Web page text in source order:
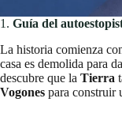
1. Guía del
La historia comienza
casa es demolida para
descubre que la Tierra
Vogones para construir